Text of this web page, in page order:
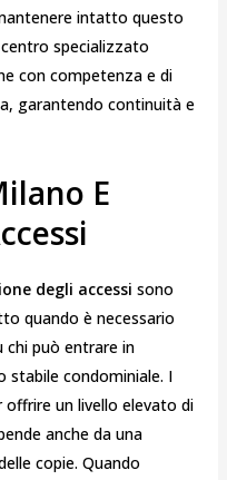
intatto questo
specializzato
con competenza e di
garantendo continuità e
E
degli accessi sono
quando è necessario
chi può entrare in
stabile condominiale. I
un livello elevato di
anche da una
copie. Quando